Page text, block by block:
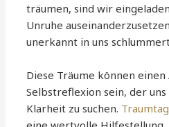
träumen, sind wir
Unruhe
unerkannt in uns
Diese Träume können
Selbstreflexion sein, der
Klarheit zu suchen.